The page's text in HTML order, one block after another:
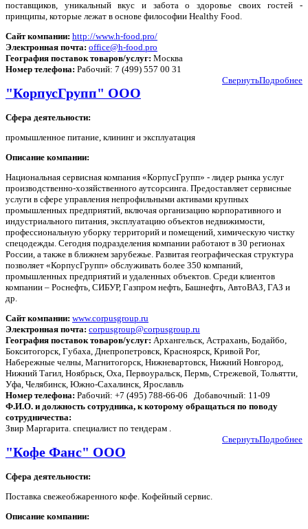
поставщиков, уникальный вкус и забота о здоровье своих гостей -
принципы, которые лежат в основе философии Healthy Food.
Сайт компании: http://www.h-food.pro/
Электронная почта: office@h-food.pro
География поставок товаров/услуг: Москва
Номер телефона: Рабочий: 7 (499) 557 00 31
Подробнее
Свернуть
"КорпусГрупп" OOO
Сфера деятельности:
промышленное питание, клининг и эксплуатация
Описание компании:
Национальная сервисная компания «КорпусГрупп» - лидер рынка услуг
производственно-хозяйственного аутсорсинга. Предоставляет сервисные
услуги в сфере управления непрофильными активами крупных
промышленных предприятий, включая организацию корпоративного и
индустриального питания, эксплуатацию объектов недвижимости,
профессиональную уборку территорий и помещений, химическую чистку
спецодежды. Сегодня подразделения компании работают в 30 регионах
России, а также в ближнем зарубежье. Развитая географическая структура
позволяет «КорпусГрупп» обслуживать более 350 компаний,
промышленных предприятий и удаленных объектов. Среди клиентов
компании – Роснефть, СИБУР, Газпром нефть, Башнефть, АвтоВАЗ, ГАЗ и
др.
Сайт компании: www.corpusgroup.ru
Электронная почта: corpusgroup@corpusgroup.ru
География поставок товаров/услуг: Архангельск, Астрахань, Бодайбо,
Бокситогорск, Губаха, Днепропетровск, Красноярск, Кривой Рог,
Набережные челны, Магнитогорск, Нижневартовск, Нижний Новгород,
Нижний Тагил, Ноябрьск, Оха, Первоуральск, Пермь, Стрежевой, Тольятти,
Уфа, Челябинск, Южно-Сахалинск, Ярославль
Номер телефона: Рабочий: +7 (495) 788-66-06 Добавочный: 11-09
Ф.И.О. и должность сотрудника, к которому обращаться по поводу
сотрудничества:
Звир Маргарита. специалист по тендерам .
Подробнее
Свернуть
"Кофе Фанс" ООО
Сфера деятельности:
Поставка свежеобжаренного кофе. Кофейный сервис.
Описание компании: